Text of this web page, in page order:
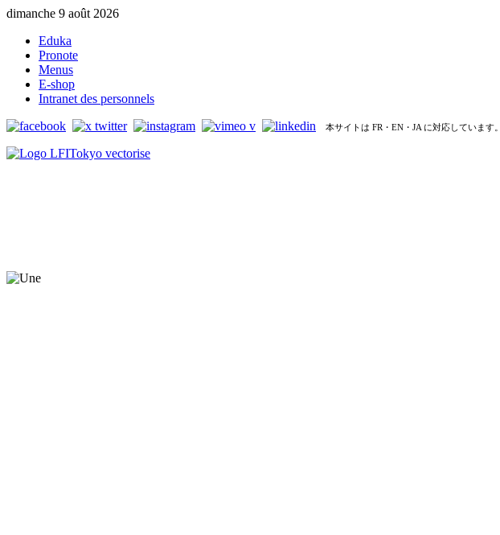
dimanche 9 août 2026
Eduka
Pronote
Menus
E-shop
Intranet des personnels
本サイトは FR・EN・JA に対応しています。